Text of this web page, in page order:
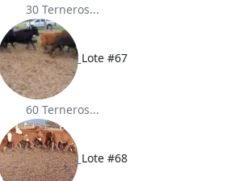
30 Terneros...
Lote #67
60 Terneros...
Lote #68